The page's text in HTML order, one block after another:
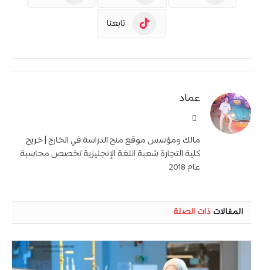
تابعنا
عماد
مالك ومؤسس موقع منح الدراسة في الخارج | خريج
كلية التجارة شعبة اللغة الإنجليزية تخصص محاسبة
عام 2018
المقالاتذات الصلة